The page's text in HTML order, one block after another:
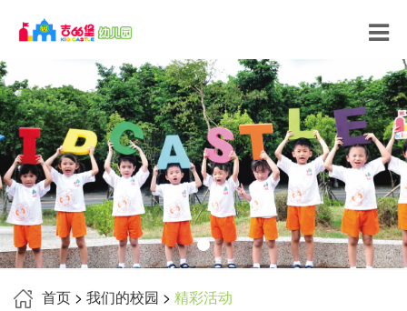
首页 > 我们的校园 > 精彩活动